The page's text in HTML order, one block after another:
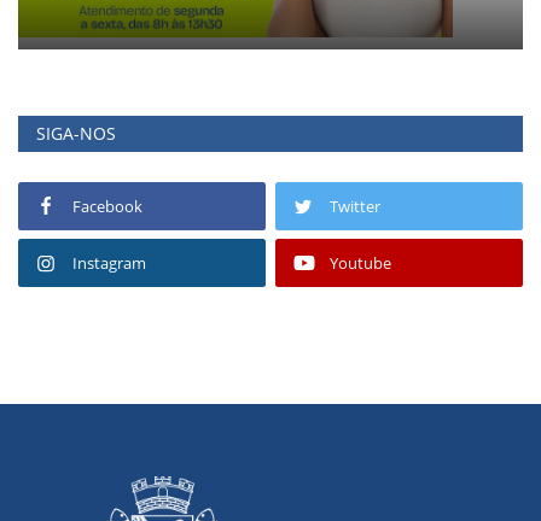
SIGA-NOS
Facebook Twitter
Instagram Youtube